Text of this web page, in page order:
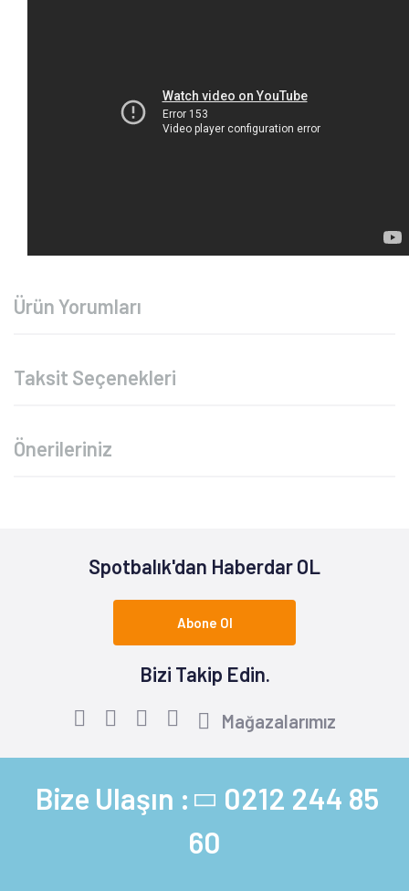
Ürün Yorumları
Taksit Seçenekleri
Önerileriniz
Spotbalık'dan Haberdar OL
Abone Ol
Bizi Takip Edin.
Mağazalarımız
Bize Ulaşın : 0212 244 85
60